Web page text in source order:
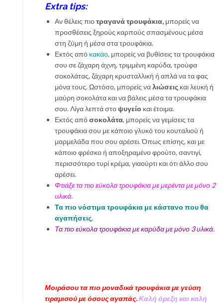
Extra tips:
Αν θέλεις πιοτραγανά τρουφάκια, μπορείς να
προσθέσεις ξηρούς καρπούς σπασμένους μέσα
στη ζύμη ή μέσα στα τρουφάκια.
Εκτός από κακάο, μπορείς να βυθίσεις τα τρουφάκια
σου σε ζάχαρη άχνη, τριμμένη καρύδα, τρούφα
σοκολάτας, ζάχαρη κρυσταλλική ή απλά να τα φας
μόνα τους. Ωστόσο, μπορείς ναλιώσεις και λευκή ή
μαύρη σοκολάτα και να βάλεις μέσα τα τρουφάκια
σου. Λίγα λεπτά στο ψυγείο και έτοιμα.
Εκτός απόσοκολάτα, μπορείς να γεμίσεις τα
τρουφάκια σου με κάποιο γλυκό του κουταλιού ή
μαρμελάδα που σου αρέσει. Όπως επίσης, και με
κάποιο φρέσκο ή αποξηραμένο φρούτο, σαντιγί,
περισσότερο τυρί κρέμα, γιαούρτι και ότι άλλο σου
αρέσει.
Φτιάξε τα πιο εύκολα τρουφάκια με μερέντα με μόνο 2
υλικά.
Τα πιο νόστιμα τρουφάκια με κάστανο που θα
αγαπήσεις.
Τα πιο εύκολα τρουφάκια με καρύδα με μόνο 3 υλικά.
Μοιράσου τα πιο μοναδικά τρουφάκια με γεύση
τιραμισού με όσους αγαπάς.Καλή όρεξη και καλή